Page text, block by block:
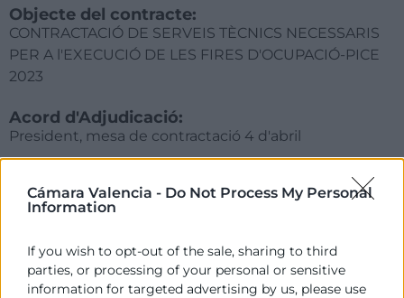
Cámara Valencia - Do Not Process My Personal
Information
If you wish to opt-out of the sale, sharing to third
parties, or processing of your personal or sensitive
information for targeted advertising by us, please use
Objecte del contracte:
CONTRACTACIÓ DE SERVEIS TÈCNICS NECESSARIS
PER A l'EXECUCIÓ DE LES FIRES D'OCUPACIÓ-PICE
2023
Acord d'Adjudicació:
President, mesa de contractació 4 d'abril
Única empresa per lot, complint amb les
especificacions econòmiques i tècniques.
Data de la publicació de l'Adjudicació:
04/04/2023